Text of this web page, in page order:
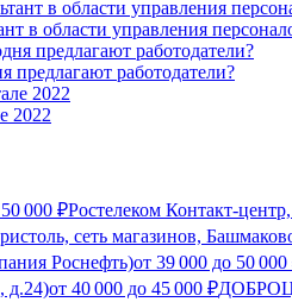
в области управления
предлагают работодатели?
2022
50 000 ₽Ростелеком Контакт-
сеть магазинов,
Роснефть)от 39 000 до 50 000
д.24)от 40 000 до 45 000 ₽